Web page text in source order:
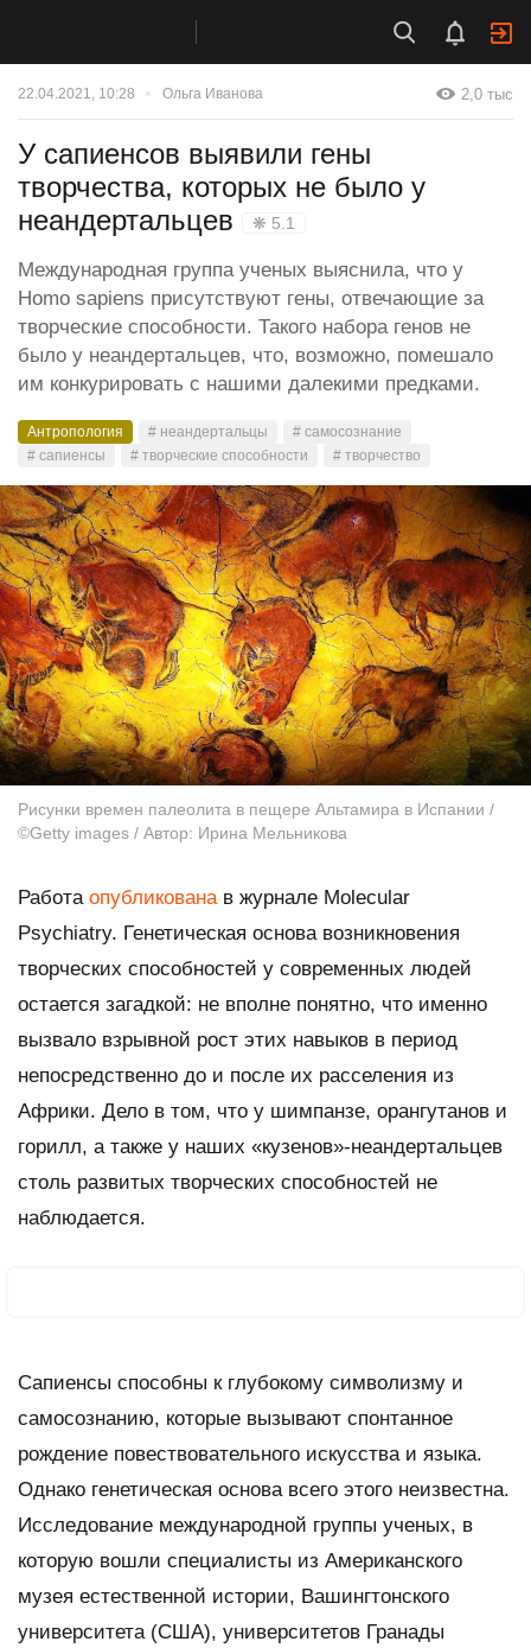
22.04.2021, 10:28 Ольга Иванова 2,0 тыс
У сапиенсов выявили гены
творчества, которых не было у
неандертальцев
❋ 5.1
Международная группа ученых выяснила, что у
Homo sapiens присутствуют гены, отвечающие за
творческие способности. Такого набора генов не
было у неандертальцев, что, возможно, помешало
им конкурировать с нашими далекими предками.
Антропология # неандертальцы
# самосознание
# сапиенсы
# творческие способности # творчество
Рисунки времен палеолита в пещере Альтамира в Испании /
©Getty images / Автор: Ирина Мельникова
Работа опубликована в журнале Molecular
Psychiatry. Генетическая основа возникновения
творческих способностей у современных людей
остается загадкой: не вполне понятно, что именно
вызвало взрывной рост этих навыков в период
непосредственно до и после их расселения из
Африки. Дело в том, что у шимпанзе, орангутанов и
горилл, а также у наших «кузенов»-неандертальцев
столь развитых творческих способностей не
наблюдается.
Сапиенсы способны к глубокому символизму и
самосознанию, которые вызывают спонтанное
рождение повествовательного искусства и языка.
Однако генетическая основа всего этого неизвестна.
Исследование международной группы ученых, в
которую вошли специалисты из Американского
музея естественной истории, Вашингтонского
университета (США), университетов Гранады